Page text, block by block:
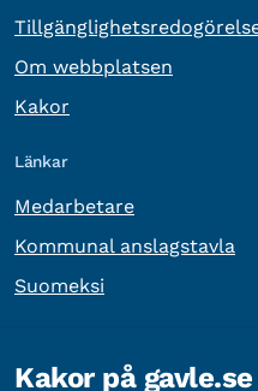
Om webbplatsen
Kakor
Länkar
Medarbetare
Kommunal anslagstavla
Suomeksi
Kakor på gavle.se